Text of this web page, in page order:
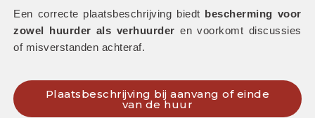
Een correcte plaatsbeschrijving biedt
bescherming voor
zowel huurder als verhuurder en voorkomt discussies
of misverstanden achteraf.
Plaatsbeschrijving bij aanvang of einde
van de huur